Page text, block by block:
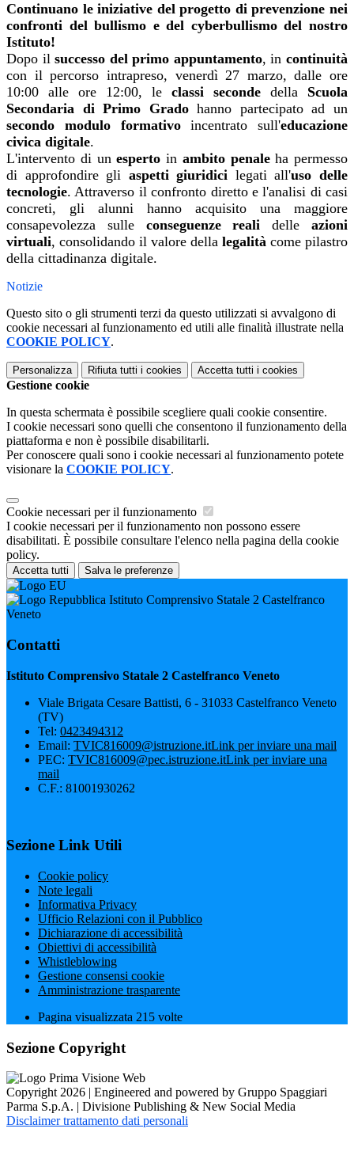
Continuano le iniziative del progetto di prevenzione nei
confronti del bullismo e del cyberbullismo del nostro
Istituto!
Dopo ilsuccesso del primo appuntamento, incontinuità
con il percorso intrapreso, venerdì 27 marzo, dalle ore
10:00 alle ore 12:00, le classi seconde della Scuola
Secondaria di Primo Gradohanno partecipato ad un
secondo modulo formativoincentrato sull'educazione
civica digitale.
L'intervento di unesperto in ambito penaleha permesso
di approfondire gli aspetti giuridici legati all'uso delle
tecnologie. Attraverso il confronto diretto e l'analisi di casi
concreti, gli alunni hanno acquisito una maggiore
consapevolezza sulle conseguenze reali delleazioni
virtuali, consolidando il valore della legalità come pilastro
della cittadinanza digitale.
Notizie
Questo sito o gli strumenti terzi da questo utilizzati si avvalgono di
cookie necessari al funzionamento ed utili alle finalità illustrate nella
COOKIE POLICY.
Personalizza Rifiuta tutti i cookies Accetta tutti i cookies
Gestione cookie
In questa schermata è possibile scegliere quali cookie consentire.
I cookie necessari sono quelli che consentono il funzionamento della
piattaforma e non è possibile disabilitarli.
Per conoscere quali sono i cookie necessari al funzionamento potete
visionare la COOKIE POLICY.
Cookie necessari per il funzionamento
I cookie necessari per il funzionamento non possono essere
disabilitati. È possibile consultare l'elenco nella pagina della cookie
policy.
Accetta tutti Salva le preferenze
Istituto Comprensivo Statale 2 Castelfranco
Veneto
Contatti
Istituto Comprensivo Statale 2 Castelfranco Veneto
Viale Brigata Cesare Battisti, 6 - 31033 Castelfranco Veneto
(TV)
Tel: 0423494312
Email: TVIC816009@istruzione.itLink per inviare una mail
PEC: TVIC816009@pec.istruzione.itLink per inviare una
mail
C.F.: 81001930262
Sezione Link Utili
Cookie policy
Note legali
Informativa Privacy
Ufficio Relazioni con il Pubblico
Dichiarazione di accessibilità
Obiettivi di accessibilità
Whistleblowing
Gestione consensi cookie
Amministrazione trasparente
Pagina visualizzata 215 volte
Sezione Copyright
Copyright 2026 | Engineered and powered by Gruppo Spaggiari
Parma S.p.A. | Divisione Publishing & New Social Media
Disclaimer trattamento dati personali